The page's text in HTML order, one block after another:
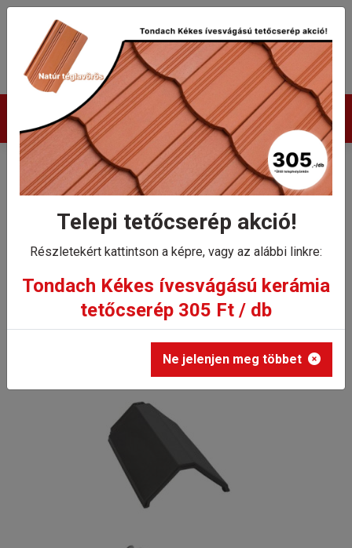
Termékek
Tondach V11 design
gerinccserép gerincrögzítővel
Tondach V11 design gerinccserép gerincrögzítővel
Állapot: Nem rendelhető
Telepi tetőcserép akció!
Részletekért kattintson a képre, vagy az alábbi linkre:
Tondach Kékes ívesvágású kerámia
tetőcserép 305 Ft / db
Ne jelenjen meg többet